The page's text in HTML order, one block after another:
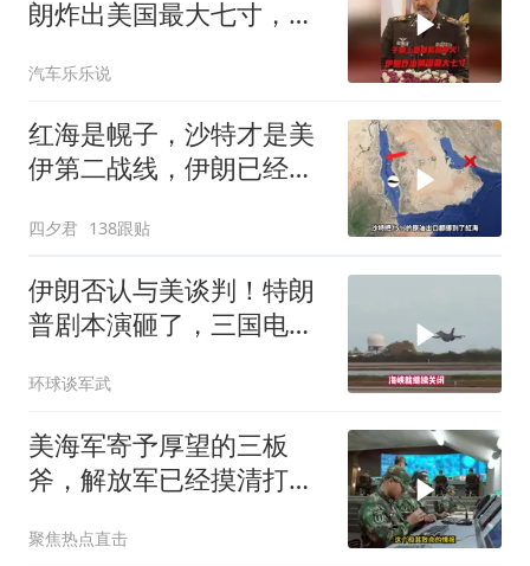
朗炸出美国最大七寸，特
汽车乐乐说
红海是幌子，沙特才是美
伊第二战线，伊朗已经输
四夕君 138跟贴
伊朗否认与美谈判！特朗
普剧本演砸了，三国电话
环球谈军武
美海军寄予厚望的三板
斧，解放军已经摸清打
聚焦热点直击